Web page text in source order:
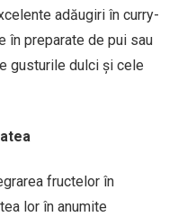
adăugiri în curry-
în preparate de pui sau
gusturile dulci și cele
fructelor în
lor în anumite